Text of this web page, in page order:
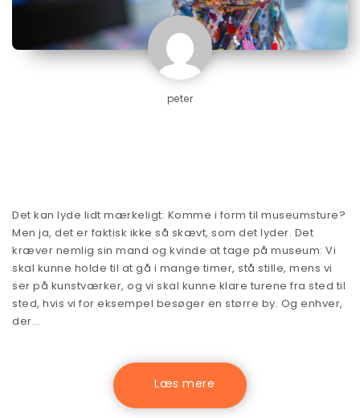
peter
Det kan lyde lidt mærkeligt: Komme i form til museumsture?
Men ja, det er faktisk ikke så skævt, som det lyder. Det
kræver nemlig sin mand og kvinde at tage på museum: Vi
skal kunne holde til at gå i mange timer, stå stille, mens vi
ser på kunstværker, og vi skal kunne klare turene fra sted til
sted, hvis vi for eksempel besøger en større by. Og enhver,
der…